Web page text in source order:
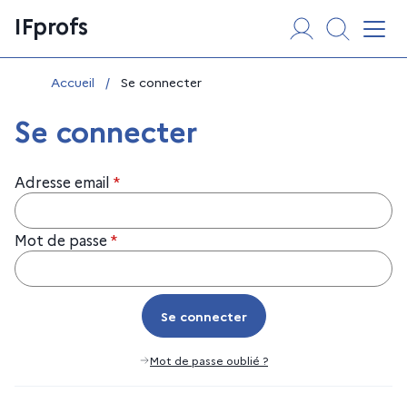
au
contenu
IFprofs
Vous êtes ici :
Accueil / Se connecter
Se connecter
Adresse email *
Mot de passe *
Se connecter
Se connecter
Mot de passe oublié ?